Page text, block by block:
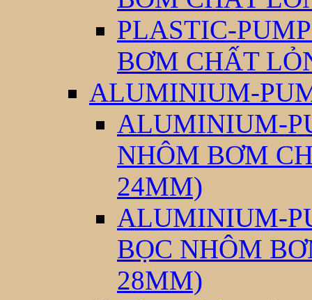
PLASTIC-
BƠM CHẤT
ALUMINIUM-
ALUMINIUM-
NHÔM BƠM
24MM)
ALUMINIUM-
BỌC NHÔM
28MM)